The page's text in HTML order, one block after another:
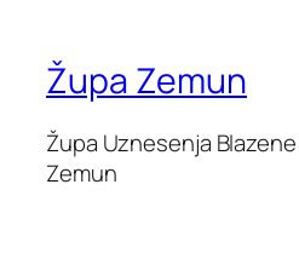
Župa Zemun
Župa Uznesenja
Zemun